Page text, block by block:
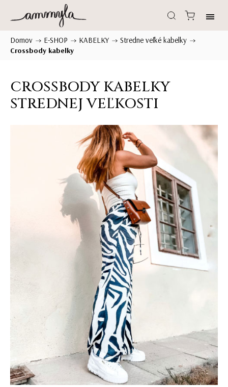
Domov / E-SHOP / KABELKY / Stredne veľké kabelky /
Crossbody kabelky
CROSSBODY KABELKY
STREDNEJ VEĽKOSTI